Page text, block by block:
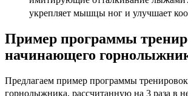
укрепляет мышцы ног и улучшает
Пример программы
начинающего
Предлагаем пример программы
горнолыжника, рассчитанную на 3 раза в